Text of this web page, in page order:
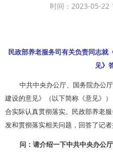
时间：2023-05-22
民政部养老服务司有关负责同志就
见》
中共中央办公厅、国务院办公
建设的意见》（以下简称《意见》
合实际认真贯彻落实。民政部养老
发和贯彻落实相关问题，回答了记者
问：请介绍一下中共中央办公